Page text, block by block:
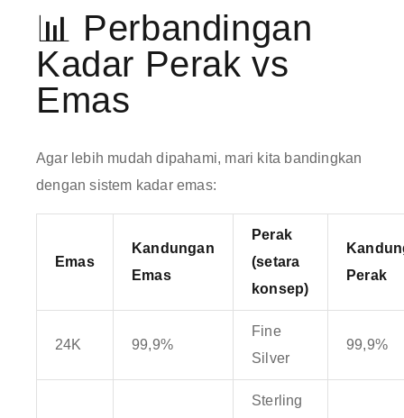
📊 Perbandingan
Kadar Perak vs
Emas
Agar lebih mudah dipahami, mari kita bandingkan
dengan sistem kadar emas:
Emas
Kandungan
Emas
Perak
(setara
konsep)
Perak
24K 99,9%
Fine
Silver
99,9%
Sterling